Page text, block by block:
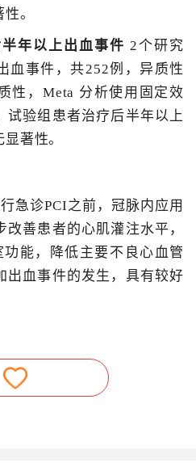
。
年以上出血事件 2个研究
血事件，共252例，异质性
性，Meta 分析使用固定效
试验组患者治疗后半年以上
著性。
急诊PCI之前，冠脉内应用
善患者的心肌灌注水平，
能，降低主要不良心血管
出血事件的发生，具有较好